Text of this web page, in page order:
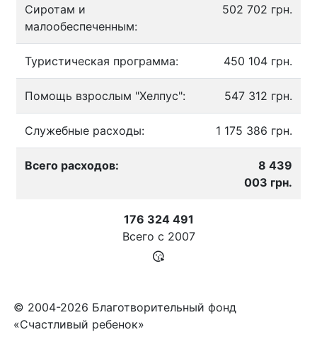
Сиротам и
малообеспеченным:
502 702 грн.
Туристическая программа: 450 104 грн.
Помощь взрослым "Хелпус": 547 312 грн.
Служебные расходы: 1 175 386 грн.
Всего расходов:
8 439
003 грн.
176 324 491
Всего с 2007
© 2004-2026 Благотворительный фонд
«Счастливый ребенок»